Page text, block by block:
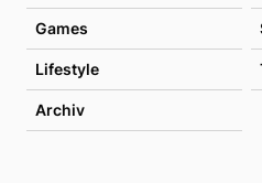
Games
Lifestyle
Archiv